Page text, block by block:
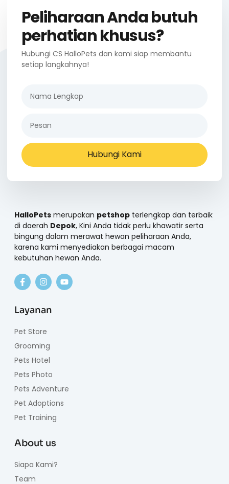
Peliharaan Anda butuh
perhatian khusus?
Hubungi CS HalloPets dan kami siap membantu
setiap langkahnya!
Hubungi Kami
HalloPets merupakan petshop terlengkap dan terbaik
di daerah Depok, Kini Anda tidak perlu khawatir serta
bingung dalam merawat hewan peliharaan Anda,
karena kami menyediakan berbagai macam
kebutuhan hewan Anda.
Layanan
Pet Store
Grooming
Pets Hotel
Pets Photo
Pets Adventure
Pet Adoptions
Pet Training
About us
Siapa Kami?
Team